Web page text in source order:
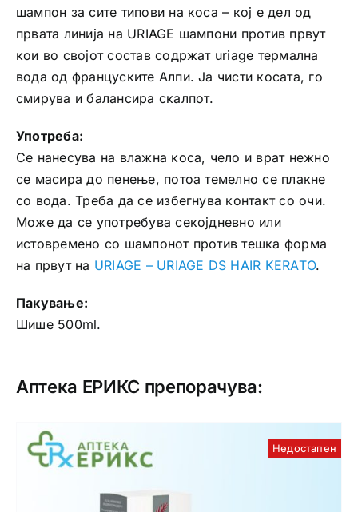
шампон за сите типови на коса – кој е дел од
првата линија на URIAGE шампони против првут
кои во својот состав содржат uriage термална
вода од француските Алпи. Ја чисти косата, го
смирува и балансира скалпот.
Употреба:
Се нанесува на влажна коса, чело и врат нежно
се масира до пенење, потоа темелно се плакне
со вода. Треба да се избегнува контакт со очи.
Може да се употребува секојдневно или
истовремено со шампонот против тешка форма
на првут на URIAGE – URIAGE DS HAIR KERATO.
Пакување:
Шише 500ml.
Аптека ЕРИКС препорачува:
Недостапен